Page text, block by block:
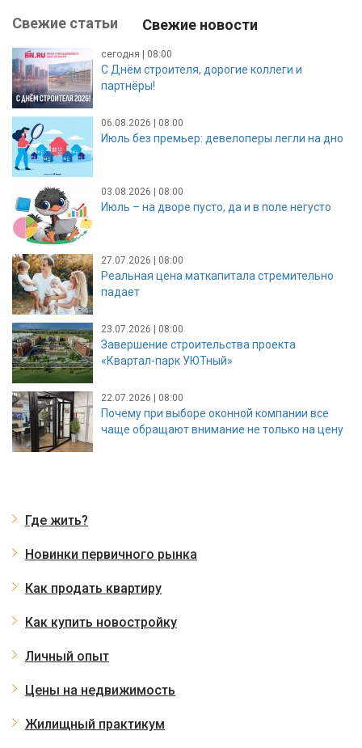
Свежие статьи Свежие новости
сегодня | 08:00
С Днём строителя, дорогие коллеги и
партнёры!
06.08.2026 | 08:00
Июль без премьер: девелоперы легли на дно
03.08.2026 | 08:00
Июль – на дворе пусто, да и в поле негусто
27.07.2026 | 08:00
Реальная цена маткапитала стремительно
падает
23.07.2026 | 08:00
Завершение строительства проекта
«Квартал-парк УЮТный»
22.07.2026 | 08:00
Почему при выборе оконной компании все
чаще обращают внимание не только на цену
Где жить?
Новинки первичного рынка
Как продать квартиру
Как купить новостройку
Личный опыт
Цены на недвижимость
Жилищный практикум